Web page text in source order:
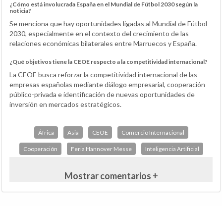
¿Cómo está involucrada España en el Mundial de Fútbol 2030 según la
noticia?
Se menciona que hay oportunidades ligadas al Mundial de Fútbol
2030, especialmente en el contexto del crecimiento de las
relaciones económicas bilaterales entre Marruecos y España.
¿Qué objetivos tiene la CEOE respecto a la competitividad internacional?
La CEOE busca reforzar la competitividad internacional de las
empresas españolas mediante diálogo empresarial, cooperación
público-privada e identificación de nuevas oportunidades de
inversión en mercados estratégicos.
África Asia CEOE Comercio Internacional
Cooperación Feria Hannover Messe Inteligencia Artificial
Mostrar comentarios +